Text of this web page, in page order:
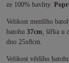
ze 100% bavlny.
Velikost menšího
batohu37cm , šířka u
dno 25x8cm.
Velikost většího batohu